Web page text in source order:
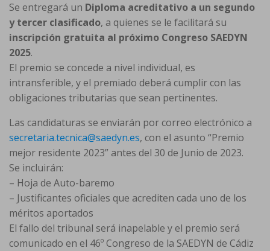
Se entregará un Diploma acreditativo a un segundo
y tercer clasificado, a quienes se le facilitará su
inscripción gratuita al próximo Congreso SAEDYN
2025.
El premio se concede a nivel individual, es
intransferible, y el premiado deberá cumplir con las
obligaciones tributarias que sean pertinentes.
Las candidaturas se enviarán por correo electrónico a
secretaria.tecnica@saedyn.es, con el asunto “Premio
mejor residente 2023” antes del 30 de Junio de 2023.
Se incluirán:
– Hoja de Auto-baremo
– Justificantes oficiales que acrediten cada uno de los
méritos aportados
El fallo del tribunal será inapelable y el premio será
comunicado en el 46º Congreso de la SAEDYN de Cádiz